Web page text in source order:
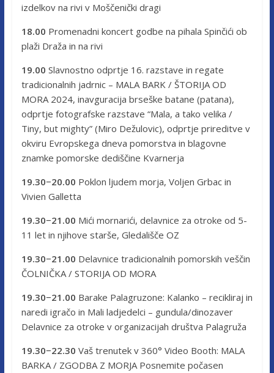
izdelkov na rivi v Moščenički dragi
18.00 Promenadni koncert godbe na pihala Spinčići ob
plaži Draža in na rivi
19.00 Slavnostno odprtje 16. razstave in regate
tradicionalnih jadrnic – MALA BARK / ŠTORIJA OD
MORA 2024, inavguracija brseške batane (patana),
odprtje fotografske razstave “Mala, a tako velika /
Tiny, but mighty” (Miro Dežulovic), odprtje prireditve v
okviru Evropskega dneva pomorstva in blagovne
znamke pomorske dediščine Kvarnerja
19.30−20.00 Poklon ljudem morja, Voljen Grbac in
Vivien Galletta
19.30−21.00 Mići mornarići, delavnice za otroke od 5-
11 let in njihove starše, Gledališče OZ
19.30−21.00 Delavnice tradicionalnih pomorskih veščin
ČOLNIČKA / STORIJA OD MORA
19.30−21.00 Barake Palagruzone: Kalanko – recikliraj in
naredi igračo in Mali ladjedelci – gundula/dinozaver
Delavnice za otroke v organizacijah društva Palagruža
19.30−22.30 Vaš trenutek v 360° Video Booth: MALA
BARKA / ZGODBA Z MORJA Posnemite počasen